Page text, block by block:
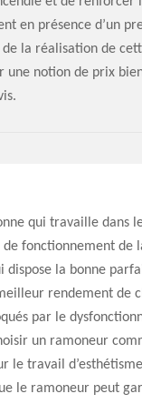
en présence d’un
la réalisation de
une notion de prix
qui travaille dans
fonctionnement de
dispose la bonne
rendement de
par le
un ramoneur
le travail
le ramoneur peut